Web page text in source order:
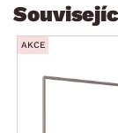
2 x zrcadlo
2 x zásuvka
ukládání
členění
AKCE